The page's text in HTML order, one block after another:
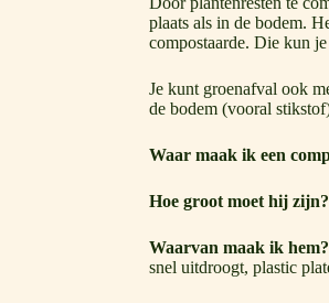
plaats als in de bodem.
compostaarde. Die kun
Je kunt groenafval ook
de bodem (vooral
Waar maak ik een
Hoe groot moet hij zijn?
Waarvan maak ik hem?
snel uitdroogt, plastic